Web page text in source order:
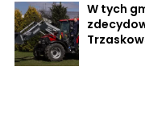
W tych